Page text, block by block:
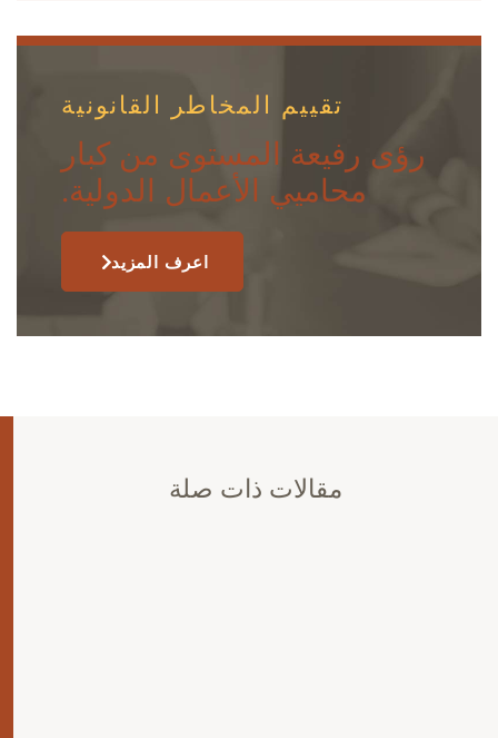
تقييم المخاطر القانونية
رؤى رفيعة المستوى من كبار
محاميي الأعمال الدولية.
اعرف المزيد
مقالات ذات صلة